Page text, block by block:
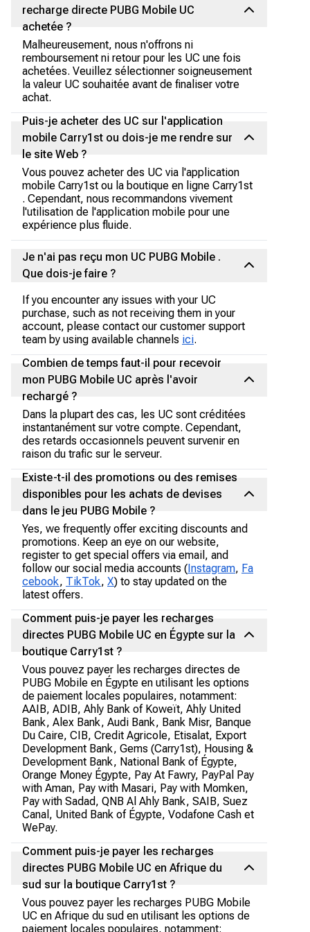
recharge directe PUBG Mobile UC
achetée ?
Malheureusement, nous n'offrons ni
remboursement ni retour pour les UC une fois
achetées. Veuillez sélectionner soigneusement
la valeur UC souhaitée avant de finaliser votre
achat.
Puis-je acheter des UC sur l'application
mobile Carry1st ou dois-je me rendre sur
le site Web ?
Vous pouvez acheter des UC via l'application
mobile Carry1st ou la boutique en ligne Carry1st
. Cependant, nous recommandons vivement
l'utilisation de l'application mobile pour une
expérience plus fluide.
Je n'ai pas reçu mon UC PUBG Mobile .
Que dois-je faire ?
If you encounter any issues with your UC
purchase, such as not receiving them in your
account, please contact our customer support
team by using available channels ici.
Combien de temps faut-il pour recevoir
mon PUBG Mobile UC après l'avoir
rechargé ?
Dans la plupart des cas, les UC sont créditées
instantanément sur votre compte. Cependant,
des retards occasionnels peuvent survenir en
raison du trafic sur le serveur.
Existe-t-il des promotions ou des remises
disponibles pour les achats de devises
dans le jeu PUBG Mobile ?
Yes, we frequently offer exciting discounts and
promotions. Keep an eye on our website,
register to get special offers via email, and
follow our social media accounts (Instagram, Fa
cebook, TikTok, X) to stay updated on the
latest offers.
Comment puis-je payer les recharges
directes PUBG Mobile UC en Égypte sur la
boutique Carry1st ?
Vous pouvez payer les recharges directes de
PUBG Mobile en Égypte en utilisant les options
de paiement locales populaires, notamment:
AAIB, ADIB, Ahly Bank of Koweït, Ahly United
Bank, Alex Bank, Audi Bank, Bank Misr, Banque
Du Caire, CIB, Credit Agricole, Etisalat, Export
Development Bank, Gems (Carry1st), Housing &
Development Bank, National Bank of Égypte,
Orange Money Égypte, Pay At Fawry, PayPal Pay
with Aman, Pay with Masari, Pay with Momken,
Pay with Sadad, QNB Al Ahly Bank, SAIB, Suez
Canal, United Bank of Égypte, Vodafone Cash et
WePay.
Comment puis-je payer les recharges
directes PUBG Mobile UC en Afrique du
sud sur la boutique Carry1st ?
Vous pouvez payer les recharges PUBG Mobile
UC en Afrique du sud en utilisant les options de
paiement locales populaires, notamment: